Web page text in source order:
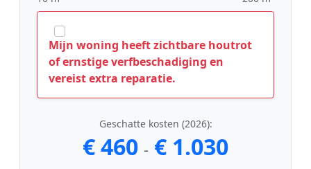
Mijn woning heeft zichtbare houtrot
of ernstige verfbeschadiging en
vereist extra reparatie.
Geschatte kosten (2026):
€ 460 - € 1.030